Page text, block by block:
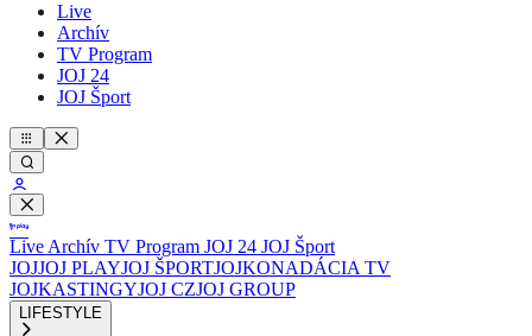
Live
Archív
TV Program
JOJ 24
JOJ Šport
Live Archív TV Program JOJ 24 JOJ Šport
JOJJOJ PLAYJOJ ŠPORTJOJKONADÁCIA TV
JOJKASTINGYJOJ CZJOJ GROUP
LIFESTYLE